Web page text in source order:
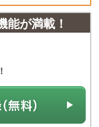
能が満載！